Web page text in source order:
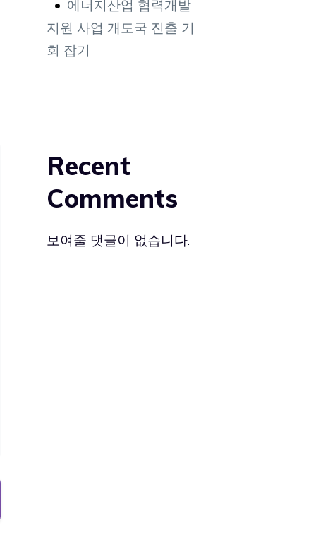
에너지산업 협력개발
지원 사업 개도국 진출 기
회 잡기
Recent
Comments
보여줄 댓글이 없습니다.